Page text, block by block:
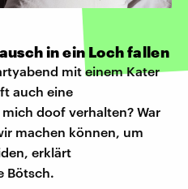
in ein Loch fallen
mit einem Kater
auch eine
doof verhalten? War
machen können, um
erklärt
Bötsch.